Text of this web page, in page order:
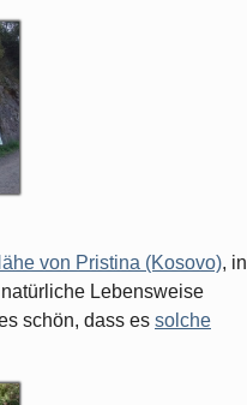
von Pristina (Kosovo), in
Lebensweise
schön, dass es solche